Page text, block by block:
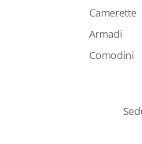
Camerette
Armadi
Comodini